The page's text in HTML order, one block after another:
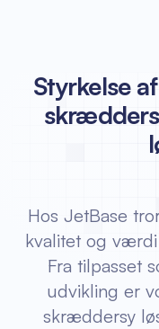
Styrkelse
Hos JetBase
kvalitet og
Fra tilpasset
udvikling er
skræddersy